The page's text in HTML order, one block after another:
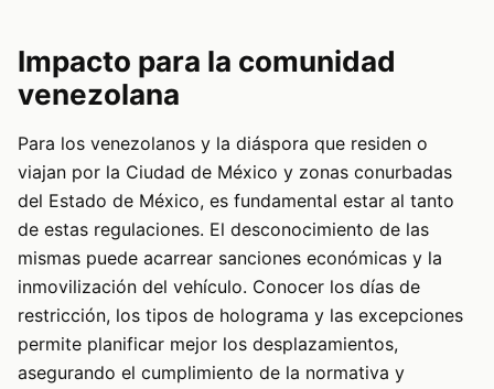
Impacto para la comunidad
venezolana
Para los venezolanos y la diáspora que residen o
viajan por la Ciudad de México y zonas conurbadas
del Estado de México, es fundamental estar al tanto
de estas regulaciones. El desconocimiento de las
mismas puede acarrear sanciones económicas y la
inmovilización del vehículo. Conocer los días de
restricción, los tipos de holograma y las excepciones
permite planificar mejor los desplazamientos,
asegurando el cumplimiento de la normativa y